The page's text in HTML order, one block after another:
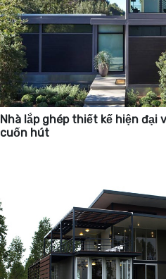
Nhà lắp ghép thiết kế hiện đại
cuốn hút